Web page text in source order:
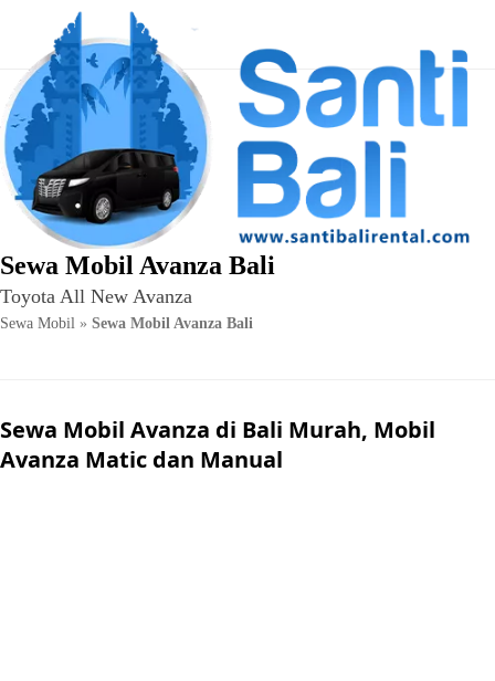
content
Sewa Mobil Avanza Bali
Toyota All New Avanza
Sewa Mobil » Sewa Mobil Avanza Bali
Sewa Mobil Avanza di Bali Murah, Mobil
Avanza Matic dan Manual